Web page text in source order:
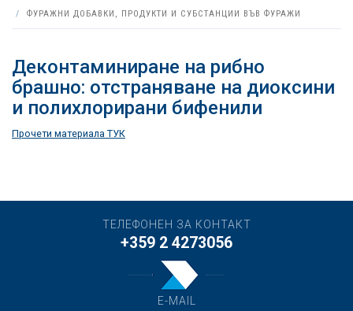
ФУРАЖНИ ДОБАВКИ, ПРОДУКТИ И СУБСТАНЦИИ ВЪВ ФУРАЖИ
Деконтаминиране на рибно
брашно: отстраняване на диоксини
и полихлорирани бифенили
Прочети материала ТУК
ТЕЛЕФОНЕН ЗА КОНТАКТ
+359 2 4273056
E-MAIL